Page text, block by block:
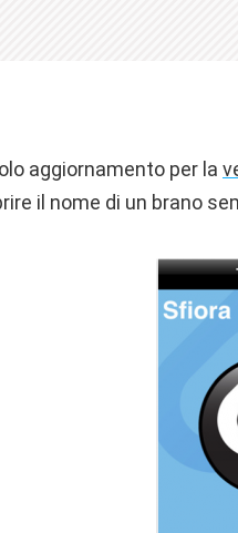
aggiornamento per la
il nome di un brano